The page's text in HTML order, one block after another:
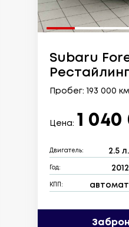
Subaru
Рестайлинг
Пробег: 193 000
Цена: 1
Двигатель: 2.5 л.
Год: 2012
КПП: автомат